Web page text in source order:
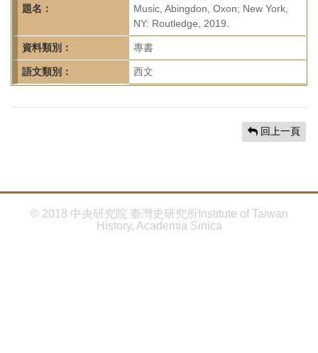
所-
首
頁
題名：
Music, Abingdon, Oxon; New York,
NY: Routledge, 2019.
資料類別： 專書
語文類別： 西文
回上一頁
© 2018 中央研究院 臺灣史研究所Institute of Taiwan
History, Academia Sinica